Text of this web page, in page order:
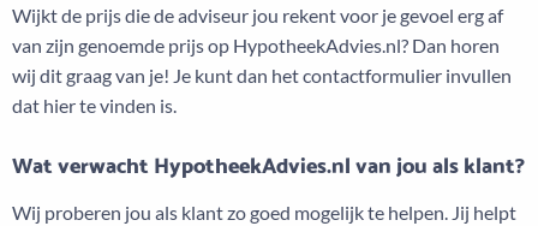
Wijkt de prijs die de adviseur jou rekent voor je gevoel erg af
van zijn genoemde prijs op HypotheekAdvies.nl? Dan horen
wij dit graag van je! Je kunt dan het contactformulier invullen
dat hier te vinden is.
Wat verwacht HypotheekAdvies.nl van jou als klant?
Wij proberen jou als klant zo goed mogelijk te helpen. Jij helpt